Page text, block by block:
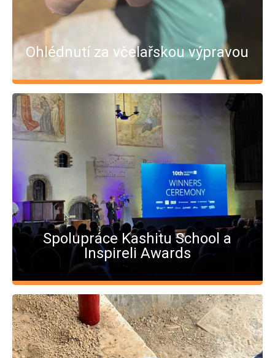
Ohlédnutí za včelařskou výpravou
Spolupráce Kashitu School a
Inspireli Awards